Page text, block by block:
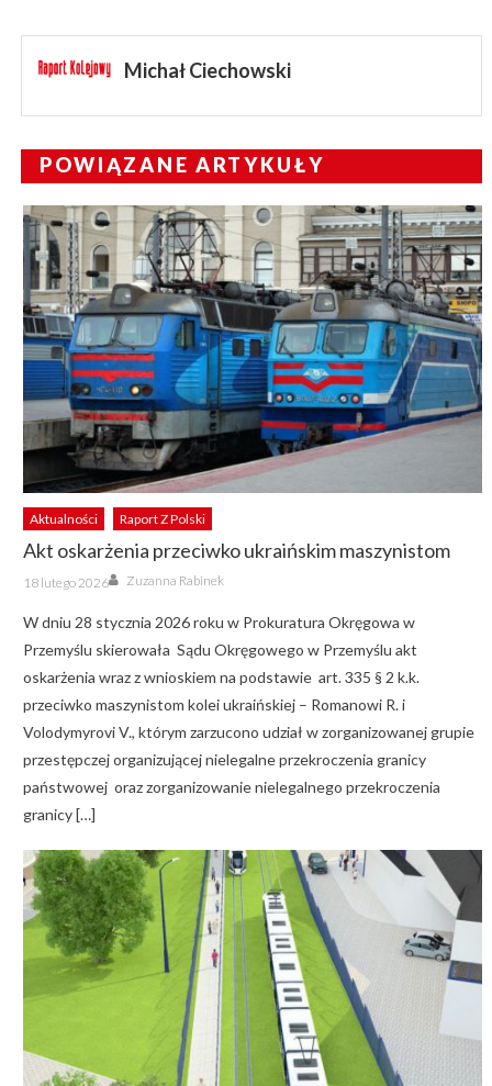
Michał Ciechowski
POWIĄZANE ARTYKUŁY
Aktualności Raport Z Polski
Akt oskarżenia przeciwko ukraińskim maszynistom
Posted
on
18 lutego 2026 Author
Zuzanna Rabinek
W dniu 28 stycznia 2026 roku w Prokuratura Okręgowa w
Przemyślu skierowała Sądu Okręgowego w Przemyślu akt
oskarżenia wraz z wnioskiem na podstawie art. 335 § 2 k.k.
przeciwko maszynistom kolei ukraińskiej – Romanowi R. i
Volodymyrovi V., którym zarzucono udział w zorganizowanej grupie
przestępczej organizującej nielegalne przekroczenia granicy
państwowej oraz zorganizowanie nielegalnego przekroczenia
granicy […]